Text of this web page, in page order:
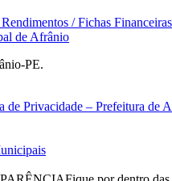
/ Fichas Financeiras
de Afrânio
PE.
de Privacidade – Prefeitura de